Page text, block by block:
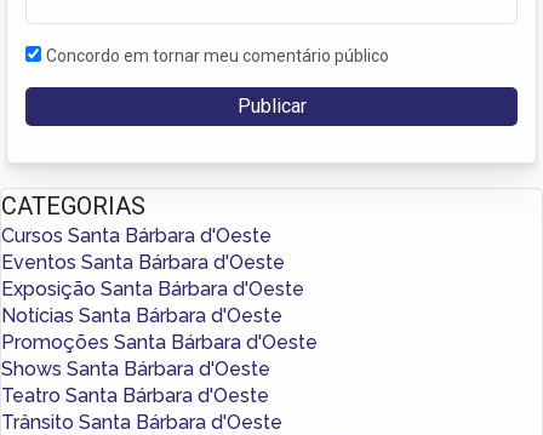
Concordo em tornar meu comentário público
CATEGORIAS
Cursos Santa Bárbara d'Oeste
Eventos Santa Bárbara d'Oeste
Exposição Santa Bárbara d'Oeste
Notícias Santa Bárbara d'Oeste
Promoções Santa Bárbara d'Oeste
Shows Santa Bárbara d'Oeste
Teatro Santa Bárbara d'Oeste
Trânsito Santa Bárbara d'Oeste